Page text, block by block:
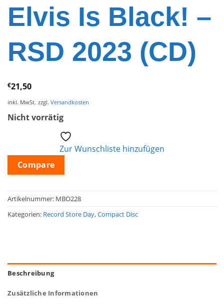
Elvis Is Black! –
RSD 2023 (CD)
€21,50
inkl. MwSt. zzgl. Versandkosten
Nicht vorrätig
Zur Wunschliste hinzufügen
Compare
Artikelnummer: MBO228
Kategorien: Record Store Day,Compact Disc
Beschreibung
Zusätzliche Informationen